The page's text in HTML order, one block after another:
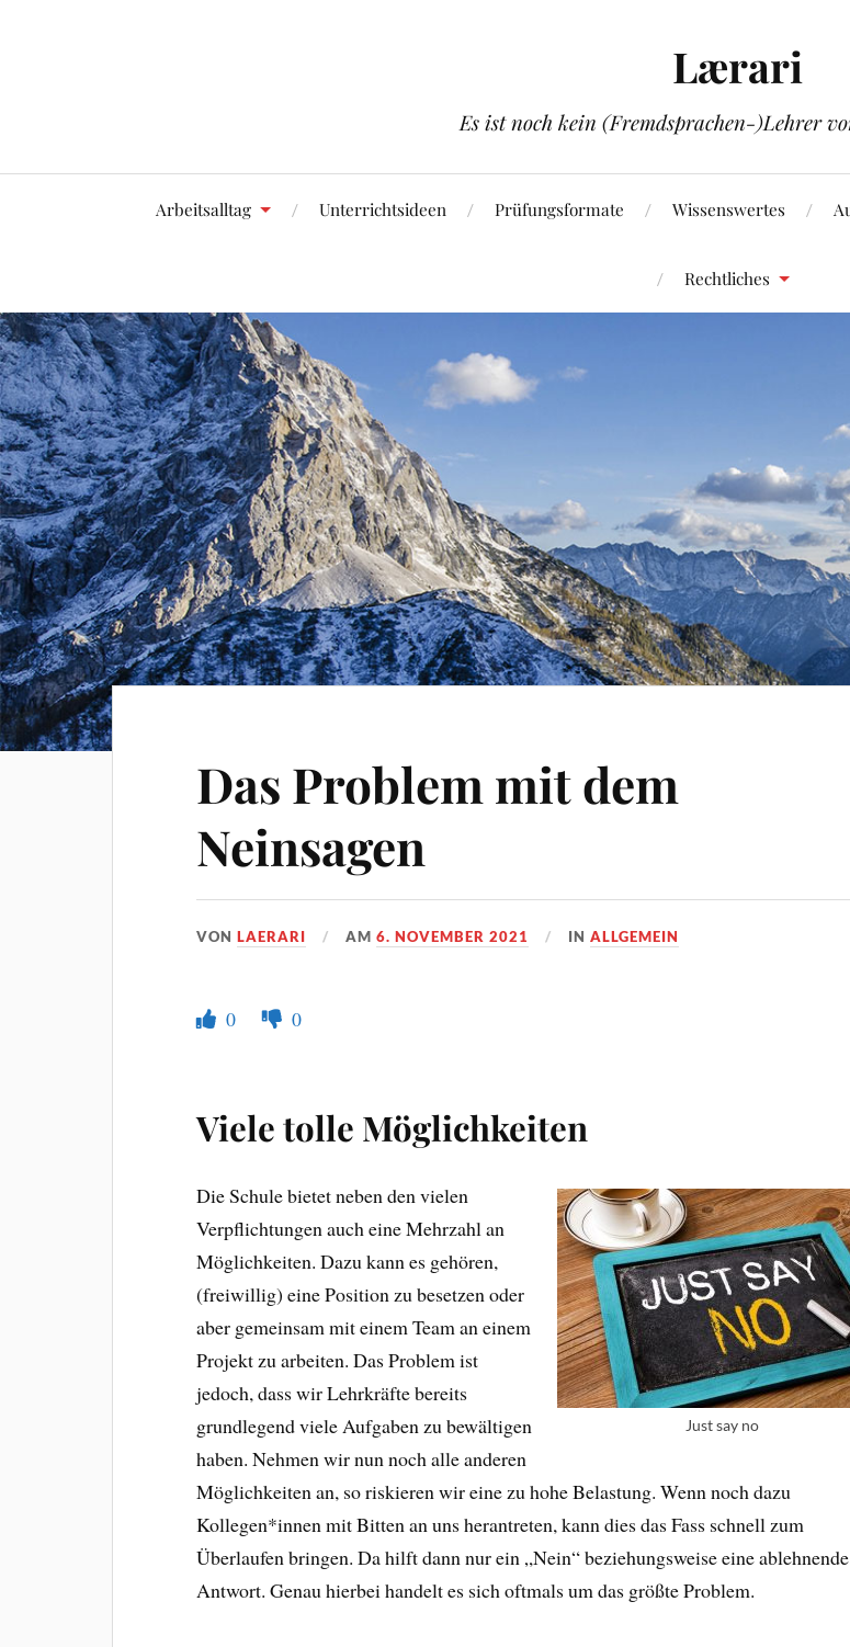
Lærari
Es ist noch kein (Fremdsprachen-)Lehrer
Arbeitsalltag Unterrichtsideen Prüfungsformate Wissenswertes
Rechtliches
Das Problem mit dem
Neinsagen
VONLAERARI AM6. NOVEMBER 2021 INALLGEMEIN
0 0
Viele tolle Möglichkeiten
Just say no
Die Schule bietet neben den vielen
Verpflichtungen auch eine Mehrzahl an
Möglichkeiten. Dazu kann es gehören,
(freiwillig) eine Position zu besetzen oder
aber gemeinsam mit einem Team an einem
Projekt zu arbeiten. Das Problem ist
jedoch, dass wir Lehrkräfte bereits
grundlegend viele Aufgaben zu bewältigen
haben. Nehmen wir nun noch alle anderen
Möglichkeiten an, so riskieren wir eine zu hohe Belastung. Wenn noch dazu
Kollegen*innen mit Bitten an uns herantreten, kann dies das Fass schnell zum
Überlaufen bringen. Da hilft dann nur ein „Nein“ beziehungsweise eine ablehnende
Antwort. Genau hierbei handelt es sich oftmals um das größte Problem.